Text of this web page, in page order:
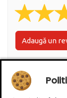
Adaugă un
Ratingul